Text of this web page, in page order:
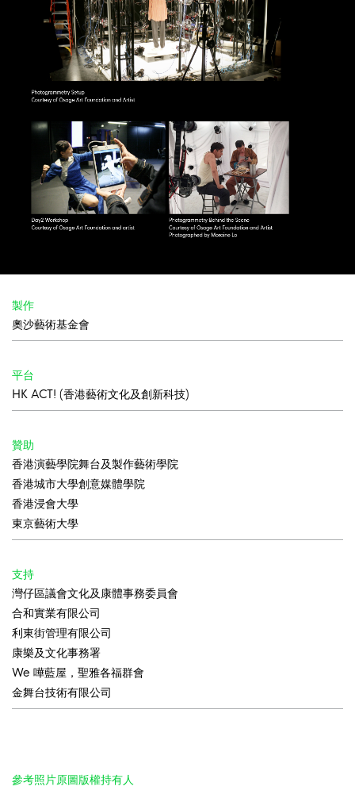
製作
奧沙藝術基金會
平台
HK ACT! (香港藝術文化及創新科技)
贊助
香港演藝學院舞台及製作藝術學院
香港城市大學創意媒體學院
香港浸會大學
東京藝術大學
支持
灣仔區議會文化及康體事務委員會
合和實業有限公司
利東街管理有限公司
康樂及文化事務署
We 嘩藍屋，聖雅各福群會
金舞台技術有限公司
參考照片原圖版權持有人